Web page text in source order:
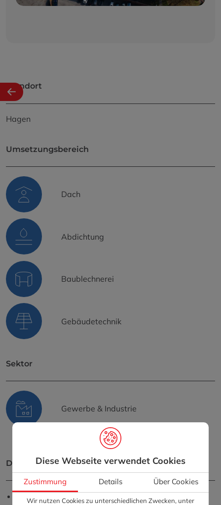
Standort
Hagen
Umsetzungsbereich
Dach
Abdichtung
Baublechnerei
Gebäudetechnik
Sektor
Gewerbe & Industrie
Details
Sanierung von 4.500 m² Wellenplattendach mit
Diese Webseite verwendet Cookies
Zustimmung Details Über Cookies
Wir nutzen Cookies zu unterschiedlichen Zwecken, unter